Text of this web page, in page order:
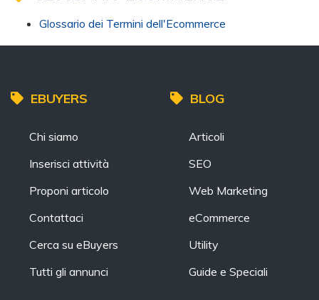
Glossario dei Termini dell'Ecommerce
EBUYERS
Chi siamo
Inserisci attività
Proponi articolo
Contattaci
Cerca su eBuyers
Tutti gli annunci
BLOG
Articoli
SEO
Web Marketing
eCommerce
Utility
Guide e Speciali